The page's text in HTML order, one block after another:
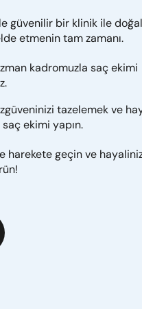
güvenilir bir klinik ile doğal
etmenin tam zamanı.
kadromuzla saç ekimi
tazelemek ve
ekimi yapın.
harekete geçin ve